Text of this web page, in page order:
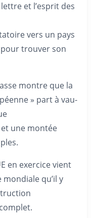
et l’esprit des
vers un pays
pour trouver son
montre que la
» part à vau-
une montée
en exercice vient
qu’il y